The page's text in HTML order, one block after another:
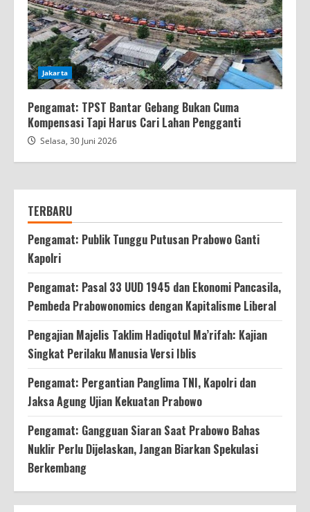
Jakarta
Pengamat: TPST Bantar Gebang Bukan Cuma
Kompensasi Tapi Harus Cari Lahan Pengganti
Selasa, 30 Juni 2026
TERBARU
Pengamat: Publik Tunggu Putusan Prabowo Ganti
Kapolri
Pengamat: Pasal 33 UUD 1945 dan Ekonomi Pancasila,
Pembeda Prabowonomics dengan Kapitalisme Liberal
Pengajian Majelis Taklim Hadiqotul Ma’rifah: Kajian
Singkat Perilaku Manusia Versi Iblis
Pengamat: Pergantian Panglima TNI, Kapolri dan
Jaksa Agung Ujian Kekuatan Prabowo
Pengamat: Gangguan Siaran Saat Prabowo Bahas
Nuklir Perlu Dijelaskan, Jangan Biarkan Spekulasi
Berkembang